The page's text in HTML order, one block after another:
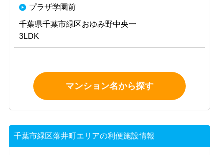
プラザ学園前
千葉県千葉市緑区おゆみ野中央一
3LDK
マンション名から探す
千葉市緑区落井町エリアの利便施設情報